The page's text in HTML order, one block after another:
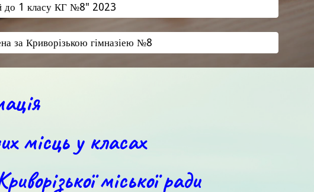
до 1 класу КГ №8" 2023
за Криворізькою гімназіею №8
місць у класах
міської ради